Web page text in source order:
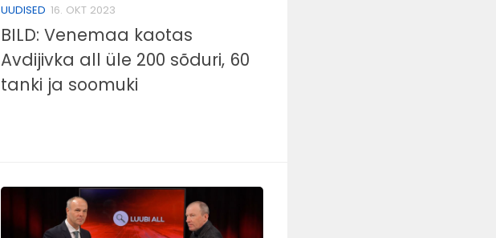
UUDISED 16. OKT 2023
BILD: Venemaa kaotas
Avdijivka all üle 200 sõduri, 60
tanki ja soomuki